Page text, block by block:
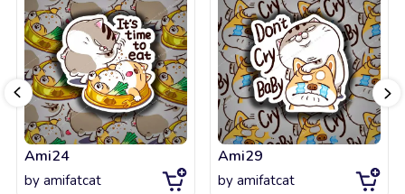
Ami24
by amifatcat
Ami29
by amifatcat